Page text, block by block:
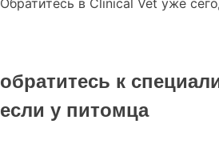
Обратитесь в Clinical Vet уже
обратитесь к
если у питомца